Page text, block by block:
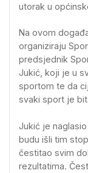
utorak u
Na ovom
organiziraju
predsjednik
Jukić, koji je u
sportom te da
svaki sport je
Jukić je
budu išli tim
čestitao svim
rezultatima.